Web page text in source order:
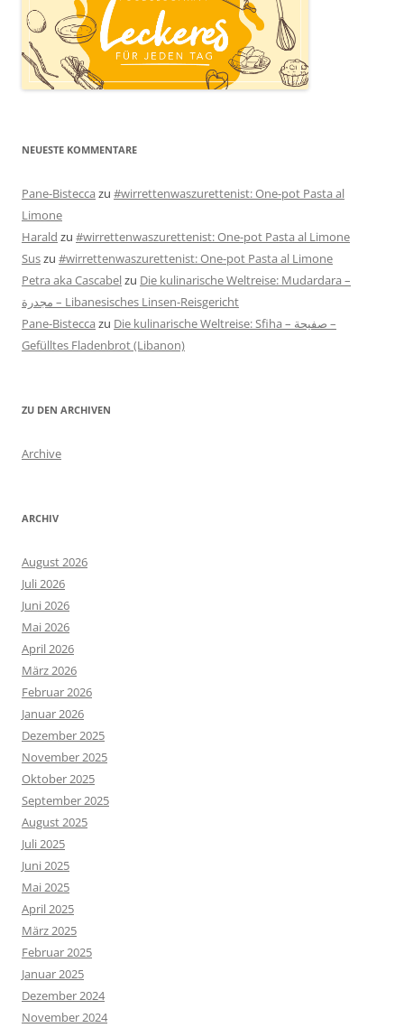
NEUESTE KOMMENTARE
Pane-Bistecca zu #wirrettenwaszurettenist: One-pot Pasta al
Limone
Harald zu #wirrettenwaszurettenist: One-pot Pasta al Limone
Suszu #wirrettenwaszurettenist: One-pot Pasta al Limone
Petra aka Cascabelzu Die kulinarische Weltreise: Mudardara –
مجدرة – Libanesisches Linsen-Reisgericht
Pane-Bistecca zu Die kulinarische Weltreise: Sfiha – صفيحة –
Gefülltes Fladenbrot (Libanon)
ZU DEN ARCHIVEN
Archive
ARCHIV
August 2026
Juli 2026
Juni 2026
Mai 2026
April 2026
März 2026
Februar 2026
Januar 2026
Dezember 2025
November 2025
Oktober 2025
September 2025
August 2025
Juli 2025
Juni 2025
Mai 2025
April 2025
März 2025
Februar 2025
Januar 2025
Dezember 2024
November 2024